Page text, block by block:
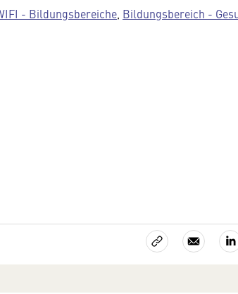
- Bildungsbereiche Bildungsbereich -